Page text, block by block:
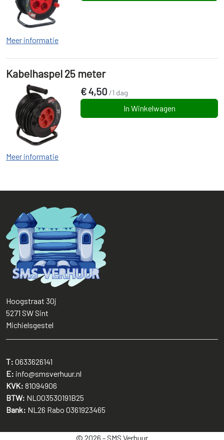
Meer informatie
Kabelhaspel 25 meter
€4,50 /1 dag
In Winkelwagen
Meer informatie
Hoogstraat 30j
5271 SW Sint
Michielsgestel
T: 0633626141
E: info@smsverhuur.nl
KVK: 81094906
BTW: NL003530191B25
Bank: NL26 Rabo 0361923465
© 2026 - SMS Verhuur